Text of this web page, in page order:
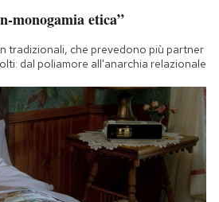
monogamia etica”
tradizionali, che prevedono più partner
dal poliamore all'anarchia relazionale